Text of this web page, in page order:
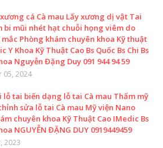
cá Cà mau Lấy xương dị vật Tai
bi mũi nhét hạt chuỗi họng viêm do
Phòng khám chuyên khoa Kỹ thuật
Y Khoa Kỹ Thuật Cao Bs Quốc Bs Chi Bs
Nguyễn Đặng Duy 091 944 94 59
05, 2024
lỗ tai biến dạng lỗ tai Cà mau Thẩm mỹ
sửa lỗ tai Cà mau Mỹ viện Nano
chuyên khoa Kỹ Thuật Cao IMedic Bs
NGUYỄN ĐẶNG DUY 0919449459
2023